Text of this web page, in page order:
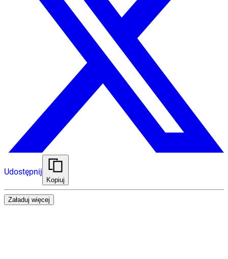
Udostępnij
Kopiuj
Załaduj więcej